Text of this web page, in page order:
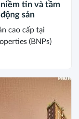
tin và tầm
sản
cao cấp tại
(BNPs)